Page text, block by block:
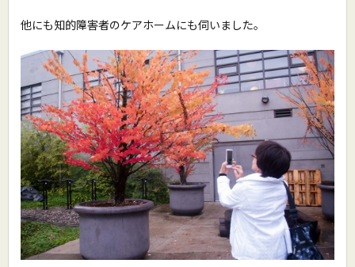
他にも知的障害者のケアホームにも伺いました。